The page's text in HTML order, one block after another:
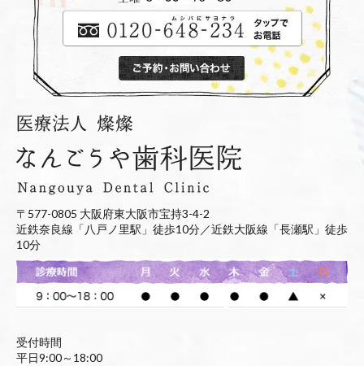
〒577-0805 大阪府東大阪市宝持3-4-2
近鉄奈良線「八戸ノ里駅」徒歩10分／近鉄大阪線「長瀬駅」徒歩
10分
受付時間
平日9:00～18:00